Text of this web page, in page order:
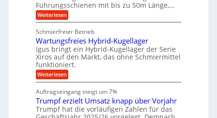
u
n
g
e
n
b
b
e
w
e
g
u
n
g
e
n
i
v
e
n
d
M
a
s
c
h
i
e
n
b
a
e
r
k
z
e
u
g
k
r
e
i
s
a
u
f
Führungsschienen mit bis zu 50m Länge,…
Weiterlesen:
K
g
e
l
s
c
h
i
e
e
n
f
ü
Schmierfreier Betrieb
Wartungsfreies Hybrid-Kugellager
Igus bringt ein Hybrid-Kugellager der Serie
Xiros auf den Markt, das ohne Schmiermittel
funktioniert.
Weiterlesen:
W
r
t
u
n
Auftragseingang steigt um 7%
Trumpf erzielt Umsatz knapp über Vorjahr
Trumpf hat die vorläufigen Zahlen für das